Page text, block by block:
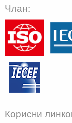
Члан:
Корисни